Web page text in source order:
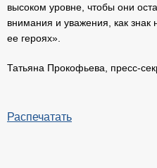
высоком уровне, чтобы они
внимания и уважения, как
ее героях».
Татьяна Прокофьева, пресс-
Распечатать